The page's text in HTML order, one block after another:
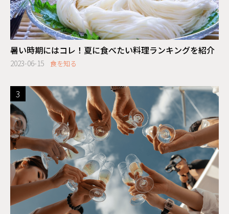
暑い時期にはコレ！夏に食べたい料理ランキングを紹介
2023-06-15 食を知る